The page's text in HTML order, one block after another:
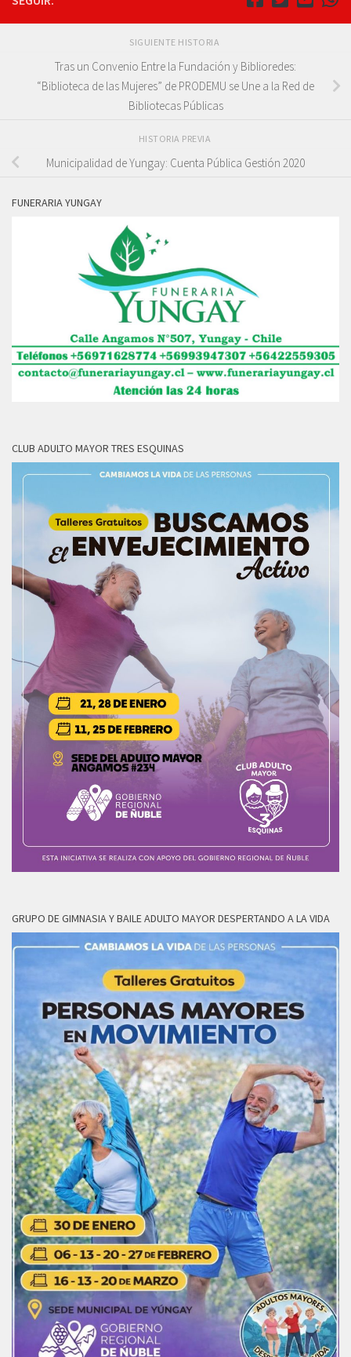
SIGUIENTE HISTORIA
Tras un Convenio Entre la Fundación y Biblioredes:
“Biblioteca de las Mujeres” de PRODEMU se Une a la Red de
Bibliotecas Públicas
HISTORIA PREVIA
Municipalidad de Yungay: Cuenta Pública Gestión 2020
FUNERARIA YUNGAY
CLUB ADULTO MAYOR TRES ESQUINAS
GRUPO DE GIMNASIA Y BAILE ADULTO MAYOR DESPERTANDO A LA VIDA